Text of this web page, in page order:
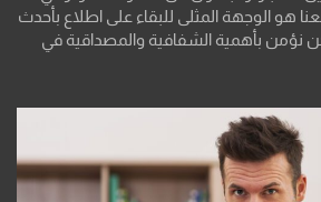
هو الوجهة المثلى للبقاء على اطلاع بأحدث
نؤمن بأهمية الشفافية والمصداقية في